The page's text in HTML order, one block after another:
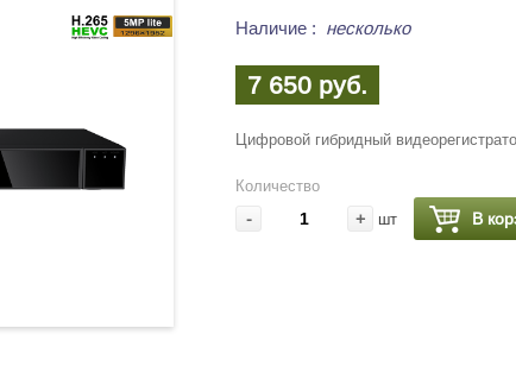
Наличие : несколько
7 650 руб.
Цифровой гибридный
Количество
- + шт В